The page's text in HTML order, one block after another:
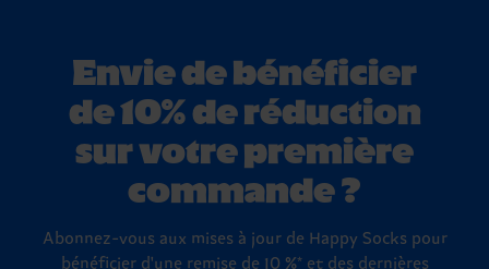
Envie de bénéficier
de 10% de réduction
sur votre première
commande ?
Abonnez-vous aux mises à jour de Happy Socks pour
bénéficier d'une remise de 10 %* et des dernières